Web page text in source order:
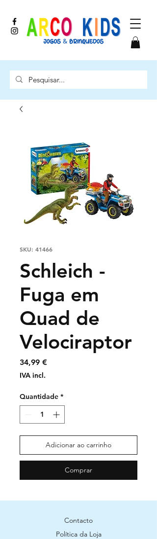
SKU: 41466
Schleich -
Fuga em
Quad de
Velociraptor
34,99 €Preço
IVA incl.
Quantidade *
Adicionar ao carrinho
Comprar
Contacto
Política da Loja